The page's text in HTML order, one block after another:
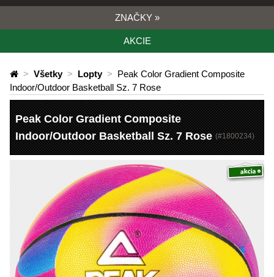
ZNAČKY »
AKCIE
> Všetky > Lopty > Peak Color Gradient Composite
Indoor/Outdoor Basketball Sz. 7 Rose
Peak Color Gradient Composite
Indoor/Outdoor Basketball Sz. 7 Rose (#1800234)